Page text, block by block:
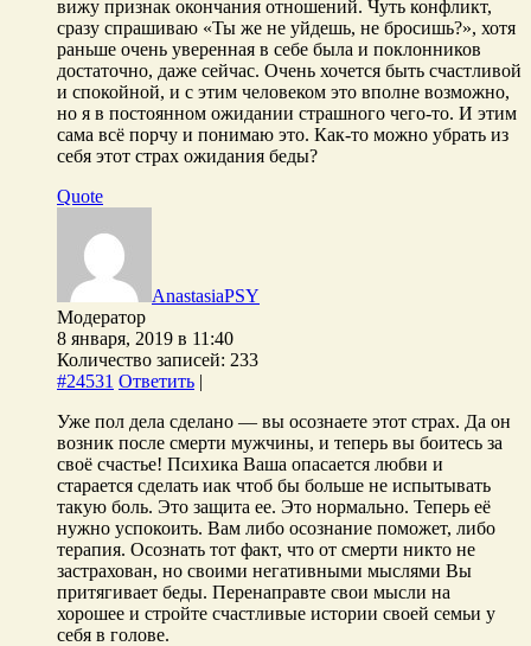
вижу признак окончания отношений. Чуть конфликт,
сразу спрашиваю «Ты же не уйдешь, не бросишь?», хотя
раньше очень уверенная в себе была и поклонников
достаточно, даже сейчас. Очень хочется быть счастливой
и спокойной, и с этим человеком это вполне возможно,
но я в постоянном ожидании страшного чего-то. И этим
сама всё порчу и понимаю это. Как-то можно убрать из
себя этот страх ожидания беды?
Quote
AnastasiaPSY
Модератор
8 января, 2019 в 11:40
Количество записей: 233
#24531 Ответить |
Уже пол дела сделано — вы осознаете этот страх. Да он
возник после смерти мужчины, и теперь вы боитесь за
своё счастье! Психика Ваша опасается любви и
старается сделать иак чтоб бы больше не испытывать
такую боль. Это защита ее. Это нормально. Теперь её
нужно успокоить. Вам либо осознание поможет, либо
терапия. Осознать тот факт, что от смерти никто не
застрахован, но своими негативными мыслями Вы
притягивает беды. Перенаправте свои мысли на
хорошее и стройте счастливые истории своей семьи у
себя в голове.